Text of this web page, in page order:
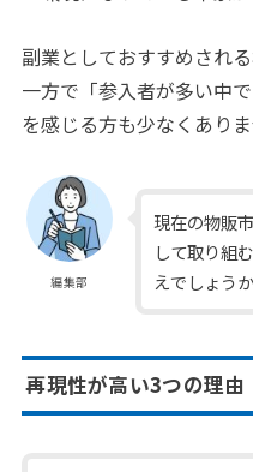
副業としておすすめされ
一方で「参入者が多い中
を感じる方も少なくありま
編集部
現在の物販
して取り組
えでしょう
再現性が高い3つの理由